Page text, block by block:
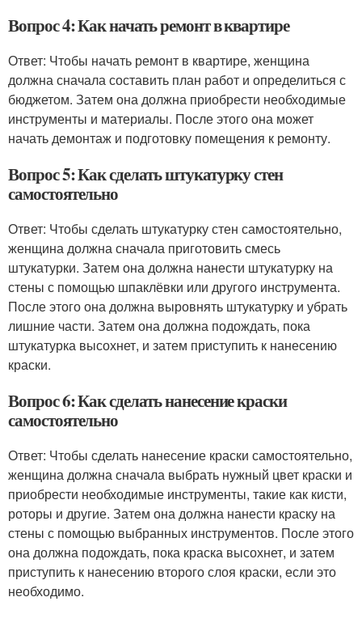
Вопрос 4: Как начать ремонт в квартире
Ответ: Чтобы начать ремонт в квартире, женщина
должна сначала составить план работ и определиться с
бюджетом. Затем она должна приобрести необходимые
инструменты и материалы. После этого она может
начать демонтаж и подготовку помещения к ремонту.
Вопрос 5: Как сделать штукатурку стен
самостоятельно
Ответ: Чтобы сделать штукатурку стен самостоятельно,
женщина должна сначала приготовить смесь
штукатурки. Затем она должна нанести штукатурку на
стены с помощью шпаклёвки или другого инструмента.
После этого она должна выровнять штукатурку и убрать
лишние части. Затем она должна подождать, пока
штукатурка высохнет, и затем приступить к нанесению
краски.
Вопрос 6: Как сделать нанесение краски
самостоятельно
Ответ: Чтобы сделать нанесение краски самостоятельно,
женщина должна сначала выбрать нужный цвет краски и
приобрести необходимые инструменты, такие как кисти,
роторы и другие. Затем она должна нанести краску на
стены с помощью выбранных инструментов. После этого
она должна подождать, пока краска высохнет, и затем
приступить к нанесению второго слоя краски, если это
необходимо.